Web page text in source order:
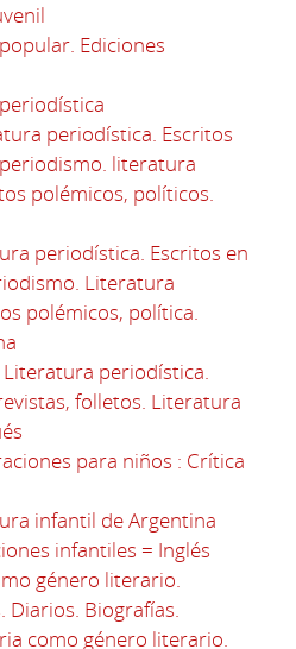
Ediciones
periodística. Escritos
literatura
polémicos, políticos.
periodística. Escritos en
Literatura
polémicos, política.
periodística.
folletos. Literatura
para niños : Crítica
infantil de Argentina
infantiles = Inglés
género literario.
Diarios. Biografías.
como género literario.